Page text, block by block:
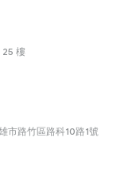
25 樓
市路竹區路科10路1號